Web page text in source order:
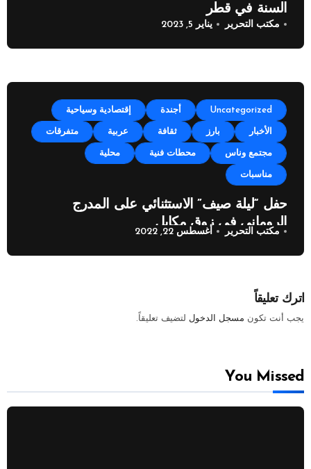
السنة في قطر
مكتب التحرير يناير 5, 2023
Uncategorized أجندة إقتصادية وسياحية
الأخبار بارز ثقافة عربية متفرقات
مجتمع وناس محطات فنية محلية
مناسبات
حفل “ليلة صيف” الاستثنائي على المدرج
الروماني في زوق مكايل
مكتب التحرير أغسطس 22, 2022
اترك تعليقاً
يجب أنت تكون مسجل الدخول لتضيف تعليقاً.
You Missed